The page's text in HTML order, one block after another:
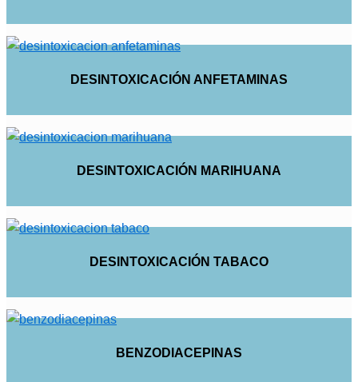
DESINTOXICACIÓN ANFETAMINAS
DESINTOXICACIÓN MARIHUANA
DESINTOXICACIÓN TABACO
BENZODIACEPINAS